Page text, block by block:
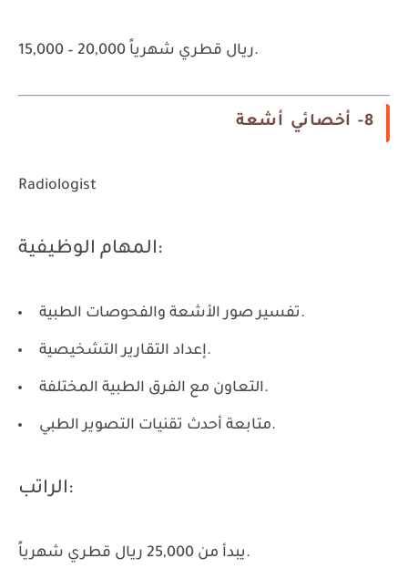
15,000 – 20,000 ريال قطري شهرياً.
8- أخصائي أشعة
Radiologist
المهام الوظيفية:
تفسير صور الأشعة والفحوصات الطبية.
إعداد التقارير التشخيصية.
التعاون مع الفرق الطبية المختلفة.
متابعة أحدث تقنيات التصوير الطبي.
الراتب:
يبدأ من 25,000 ريال قطري شهرياً.